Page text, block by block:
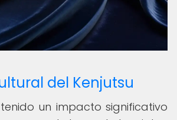
del Kenjutsu
tenido un impacto significativo